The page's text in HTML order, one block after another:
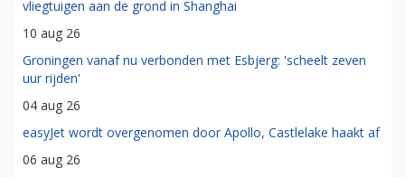
vliegtuigen aan de grond in Shanghai
10 aug 26
Groningen vanaf nu verbonden met Esbjerg: 'scheelt zeven
uur rijden'
04 aug 26
easyJet wordt overgenomen door Apollo, Castlelake haakt af
06 aug 26